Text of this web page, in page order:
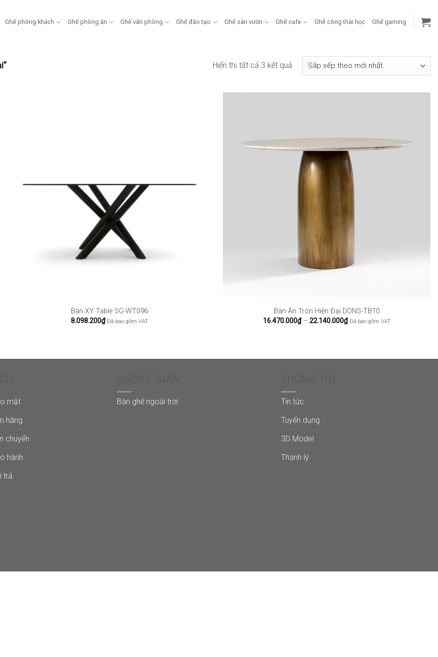
Ghế phòng khách Ghế phòng ăn Ghế văn phòng Ghế đào tạo Ghế sân vườn Ghế cafe Ghế công thái học Ghế gaming
Hiển thị tất cả 3 kết quảĐã
sắp
Bàn XY Table SG-WT096
8.098.200₫ Đã bao gồm VAT
Bàn Ăn Tròn Hiện Đại DONS-TB10
16.470.000₫ – 22.140.000₫Khoảng
giá:
Đã bao gồm VAT
mật
hàng
chuyển
hành
trả
Bàn ghế ngoài trời
Tin tức
Tuyển dụng
3D Model
Thanh lý